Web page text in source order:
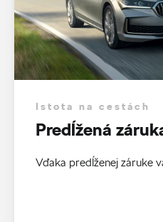
Istota na cestách
Predĺžená
Vďaka predĺženej záruke